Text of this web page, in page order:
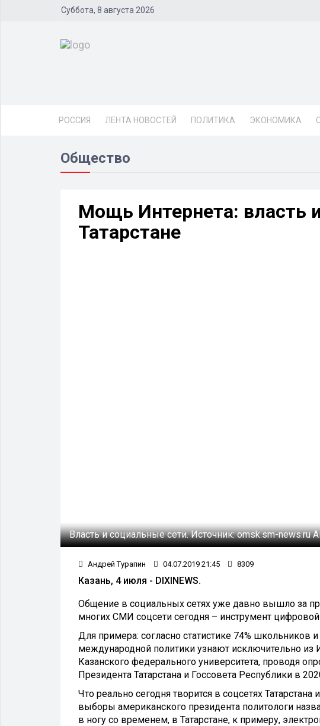
Суббота, 8 августа 2026
РОССИЯ ЛЕНТА НОВОСТЕЙ ПОЛИТИКА ЭКОНОМИКА
Общество
Мощь Интернета: власть
Татарстане
Власть и социальные сети.Источник:omsk.sm-news.ru
Андрей Турапин 04.07.2019 21:45 8309
Казань, 4 июля - DIXINEWS.
Общение в социальных сетях уже давно вышло за
многих СМИ соцсети сегодня – инструмент
Для примера: согласно статистике 74% школьников
международной политики узнают исключительно из
Казанского федерального университета, проводя
Президента Татарстана и Госсовета Республики в
Что реально сегодня творится в соцсетях
выборы американского президента политологи
в ногу со временем, в Татарстане, к примеру,